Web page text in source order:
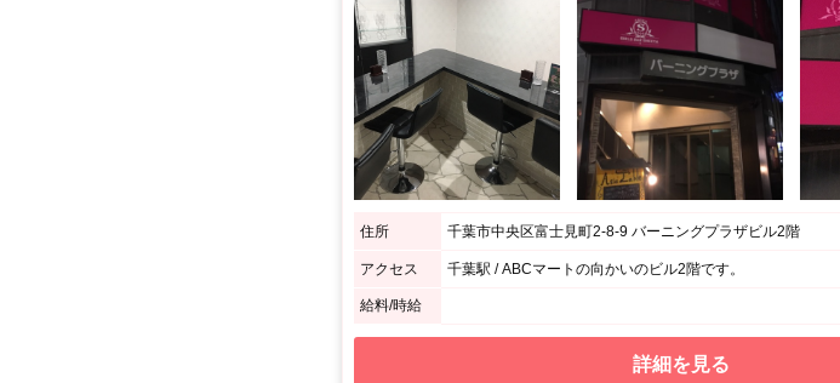
住所 千葉市中央区富士見町2-8-9 バーニングプラザビル2階
アクセス 千葉駅 / ABCマートの向かいのビル2階です。
給料/時給
詳細を見る